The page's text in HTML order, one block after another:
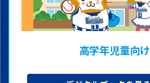
高学年児童向け